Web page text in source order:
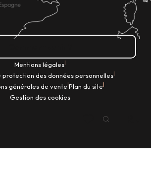
Mentions légales|
protection des données personnelles|
générales de vente|Plan du site|
Gestion des cookies